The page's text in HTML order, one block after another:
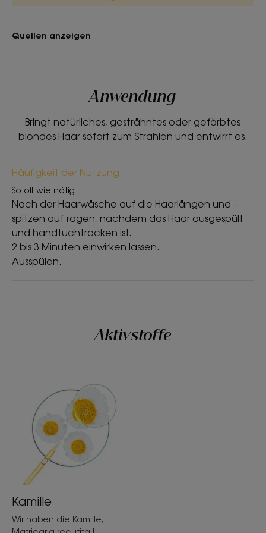
blondem und hellbraunem Haar auf, ob natürlich
RECYCLING
Balsam
Vorteile der Textur
Cremige, zartschmelzende Textur.
Geruch des Inhalts
Kamille
Quellen anzeigen
Anwendung
Bringt natürliches, gesträhntes oder gefärbtes
blondes Haar sofort zum Strahlen und entwirrt es.
Häufigkeit der Nutzung
So oft wie nötig
Nach der Haarwäsche auf die Haarlängen und -
spitzen auftragen, nachdem das Haar ausgespült
und handtuchtrocken ist.
2 bis 3 Minuten einwirken lassen.
Ausspülen.
Aktivstoffe
Kamille
Wir haben die Kamille,